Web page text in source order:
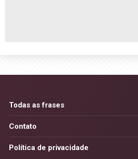
Todas as frases
Contato
Política de privacidade